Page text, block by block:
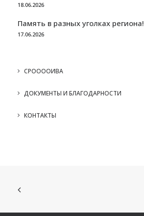
18.06.2026
Память в разных уголках региона!
17.06.2026
СРООООИВА
ДОКУМЕНТЫ И БЛАГОДАРНОСТИ
КОНТАКТЫ